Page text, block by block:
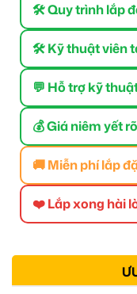
🛠 Quy trình lắp
🛠 Kỹ thuật viên
💬 Hỗ trợ kỹ
💰 Giá niêm yết
🚚 Miễn phí lắp
❤️ Lắp xong hài